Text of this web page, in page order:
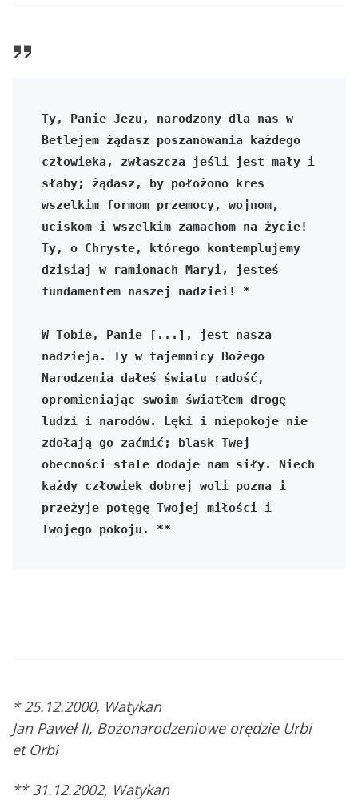
Ty, Panie Jezu, narodzony dla nas w
Betlejem żądasz poszanowania każdego
człowieka, zwłaszcza jeśli jest mały i
słaby; żądasz, by położono kres
wszelkim formom przemocy, wojnom,
uciskom i wszelkim zamachom na życie!
Ty, o Chryste, którego kontemplujemy
dzisiaj w ramionach Maryi, jesteś
fundamentem naszej nadziei! *
W Tobie, Panie [...], jest nasza
nadzieja. Ty w tajemnicy Bożego
Narodzenia dałeś światu radość,
opromieniając swoim światłem drogę
ludzi i narodów. Lęki i niepokoje nie
zdołają go zaćmić; blask Twej
obecności stale dodaje nam siły. Niech
każdy człowiek dobrej woli pozna i
przeżyje potęgę Twojej miłości i
Twojego pokoju. **
* 25.12.2000, Watykan
Jan Paweł II, Bożonarodzeniowe orędzie Urbi
et Orbi
** 31.12.2002, Watykan